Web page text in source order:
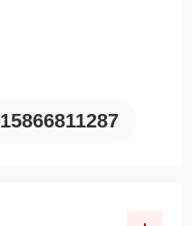
15866811287